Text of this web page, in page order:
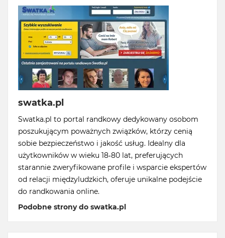
swatka.pl
Swatka.pl to portal randkowy dedykowany osobom
poszukującym poważnych związków, którzy cenią
sobie bezpieczeństwo i jakość usług. Idealny dla
użytkowników w wieku 18-80 lat, preferujących
starannie zweryfikowane profile i wsparcie ekspertów
od relacji międzyludzkich, oferuje unikalne podejście
do randkowania online.
Podobne strony do swatka.pl